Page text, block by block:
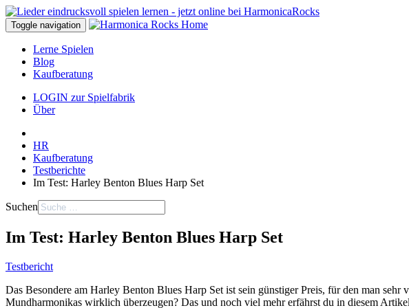
Toggle navigation
Lerne Spielen
Blog
Kaufberatung
LOGIN zur Spielfabrik
Über
HR
Kaufberatung
Testberichte
Im Test: Harley Benton Blues Harp Set
Suchen
Im Test: Harley Benton Blues Harp Set
Testbericht
Das Besondere am Harley Benton Blues Harp Set ist sein günstiger Preis, für den man
Mundharmonikas wirklich überzeugen? Das und noch viel mehr erfährst du in diesem